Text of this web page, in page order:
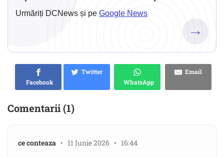
Urmăriți DCNews și pe Google News
→
Facebook
Twitter
WhatsApp
Email
Comentarii (1)
ce conteaza • 11 Iunie 2026 • 16:44